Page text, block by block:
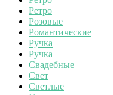
Ретро
Розовые
Романтические
Ручка
Ручка
Свадебные
Свет
Светлые